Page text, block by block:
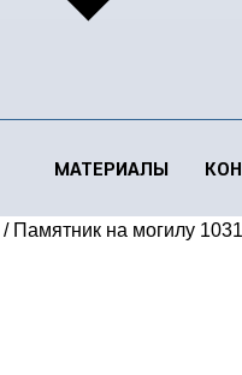
МАТЕРИАЛЫ
/ Памятник на могилу